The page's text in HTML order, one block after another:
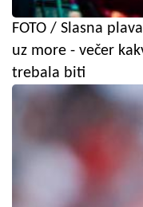
FOTO / Slasna
uz more - večer
trebala biti